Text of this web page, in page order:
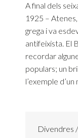
A final dels
1925 –
grega i va
antifeixista. El
recordar
populars; un
l’exemple
Divendres